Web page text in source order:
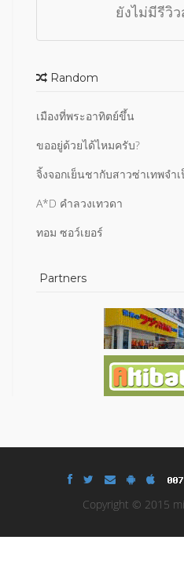
ยังไม่มีรีวิ
Random
เมืองที่พระอาทิตย์ขึ้น
ขออยู่ด้วยได้ไหมครับ?
จิ้งจอกเย็นชากับสาวซ่าเทพจำ
A*D คำลวงเทวดา
ทอม ซอว์เยอร์
Partners
Copyright © 2015